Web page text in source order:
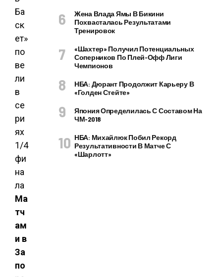
Ма
тч
ам
и в
За
по
Жена Влада Ямы В Бикини
Похвасталась Результатами
Тренировок
«Шахтер» Получил Потенциальных
Соперников По Плей-Офф Лиги
Чемпионов
НБА: Дюрант Продолжит Карьеру В
«Голден Стейте»
Япония Определилась С Составом На
ЧМ-2018
НБА: Михайлюк Побил Рекорд
Результативности В Матче С
«Шарлотт»